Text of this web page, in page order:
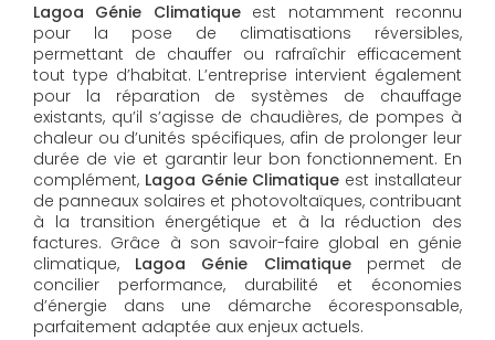
Lagoa Génie Climatiqueest notamment reconnu
pour la pose de climatisations réversibles,
permettant de chauffer ou rafraîchir efficacement
tout type d’habitat. L’entreprise intervient également
pour la réparation de systèmes de chauffage
existants, qu’il s’agisse de chaudières, de pompes à
chaleur ou d’unités spécifiques, afin de prolonger leur
durée de vie et garantir leur bon fonctionnement. En
complément, Lagoa Génie Climatique est installateur
de panneaux solaires et photovoltaïques, contribuant
à la transition énergétique et à la réduction des
factures. Grâce à son savoir-faire global en génie
climatique, Lagoa Génie Climatiquepermet de
concilier performance, durabilité et économies
d’énergie dans une démarche écoresponsable,
parfaitement adaptée aux enjeux actuels.